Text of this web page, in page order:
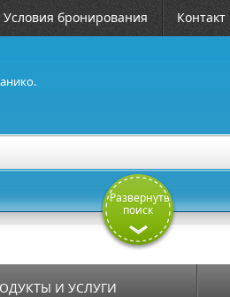
Условия бронирования Контакт
Развернуть
поиск
И УСЛУГИ